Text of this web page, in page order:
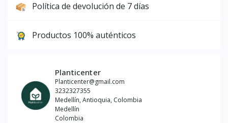
Política de devolución de 7 días
Productos 100% auténticos
Planticenter
Planticenter@gmail.com
3232327355
Medellín, Antioquia, Colombia
Medellín
Colombia